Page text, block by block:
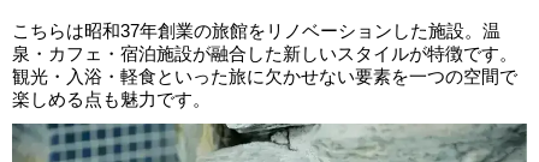
こちらは昭和37年創業の旅館をリノベーションした施設。温
泉・カフェ・宿泊施設が融合した新しいスタイルが特徴です。
観光・入浴・軽食といった旅に欠かせない要素を一つの空間で
楽しめる点も魅力です。